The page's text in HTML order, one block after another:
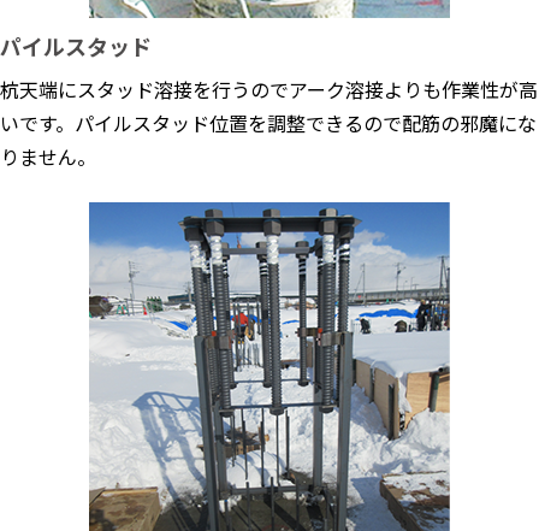
パイルスタッド
杭天端にスタッド溶接を行うのでアーク溶接よりも作業性が高
いです。パイルスタッド位置を調整できるので配筋の邪魔にな
りません。